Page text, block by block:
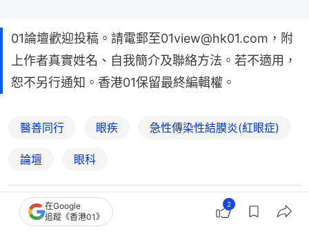
01論壇歡迎投稿。請電郵至01view@hk01.com，附
上作者真實姓名、自我簡介及聯絡方法。若不適用，
恕不另行通知。香港01保留最終編輯權。
醫善同行 眼疾 急性傳染性結膜炎(紅眼症)
論壇 眼科
2
在Google
追蹤《香港01》
2